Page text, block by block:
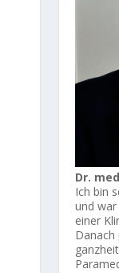
Dr.
Ich bin
und
einer
Danach